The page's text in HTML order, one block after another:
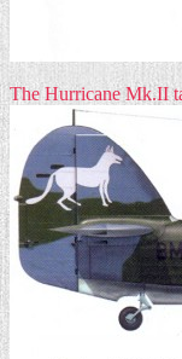
The Hurricane Mk.II